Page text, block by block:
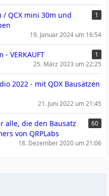
/ QCX mini 30m und
1
19. Januar 2024 um 16:54
VERKAUFT
1
25. März 2023 um 22:25
2022 - mit QDX Bausätzen
21. Juni 2022 um 21:45
alle, die den Bausatz
von QRPLabs
60
18. Dezember 2020 um 21:06